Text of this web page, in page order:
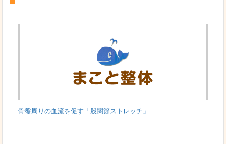
骨盤周りの血流を促す「股関節ストレッチ」